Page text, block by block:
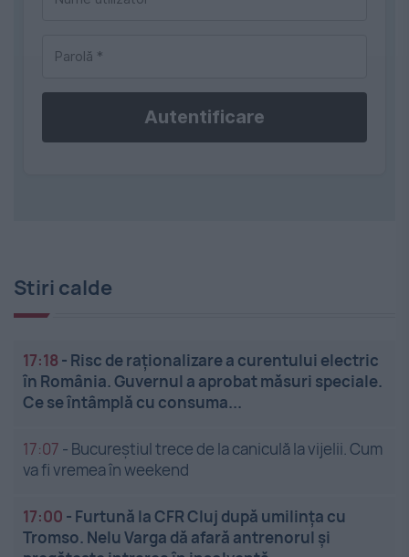
Autentificare
Stiri calde
17:18 - Risc de raționalizare a curentului electric
în România. Guvernul a aprobat măsuri speciale.
Ce se întâmplă cu consuma...
17:07 - Bucureștiul trece de la caniculă la vijelii. Cum
va fi vremea în weekend
17:00 - Furtună la CFR Cluj după umilința cu
Tromso. Nelu Varga dă afară antrenorul și